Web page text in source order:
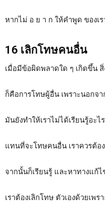
หากไม่ อ ย า ก ให้คำพูด ของเร
16 เลิกโทษคนอื่น
เมื่อมีข้อผิดพลาดใด ๆ เกิดขึ้น
ก็คือการโทษผู้อื่น เพราะนอกจ
มันยังทำให้เราไม่ได้เรียนรู้อะ
แทนที่จะโทษคนอื่น เราควรต้อ
จากนั้นก็เรียนรู้ และหาทางแก้
เราต้องเลิกโทษ ตัวเองด้วยเพ